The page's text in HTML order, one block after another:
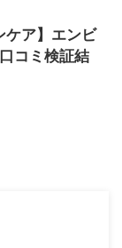
ケア】エンビ
コミ検証結